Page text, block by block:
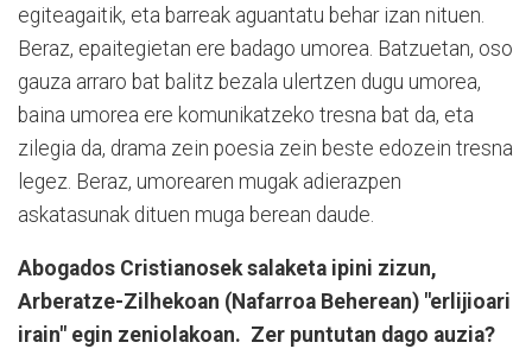
egiteagaitik, eta barreak aguantatu behar izan nituen.
Beraz, epaitegietan ere badago umorea. Batzuetan, oso
gauza arraro bat balitz bezala ulertzen dugu umorea,
baina umorea ere komunikatzeko tresna bat da, eta
zilegia da, drama zein poesia zein beste edozein tresna
legez. Beraz, umorearen mugak adierazpen
askatasunak dituen muga berean daude.
Abogados Cristianosek salaketa ipini zizun,
Arberatze-Zilhekoan (Nafarroa Beherean) "erlijioari
irain" egin zeniolakoan. Zer puntutan dago auzia?